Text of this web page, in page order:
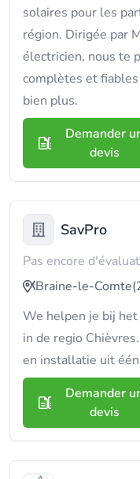
solaires pour les
région. Dirigée par
électricien, nous te
complètes et
bien plus.
Demander
devis
SavPro
Pas encore
Braine-le-Comte
We helpen je bij
in de regio
en installatie uit
Demander
devis